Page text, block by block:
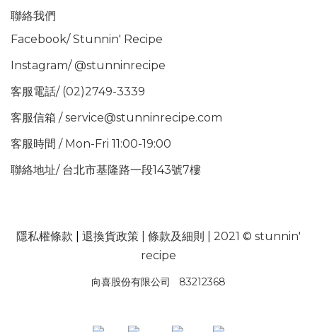
聯絡我們
Facebook/Stunnin' Recipe
Instagram/@stunninrecipe
客服電話/ (02)2749-3339
客服信箱 / service@stunninrecipe.com
客服時間 / Mon-Fri 11:00-19:00
聯絡地址/ 台北市基隆路一段143號7樓
隱私權條款 退換貨政策 條款及細則 | 2021 © stunnin'
recipe
向喜股份有限公司 83212368